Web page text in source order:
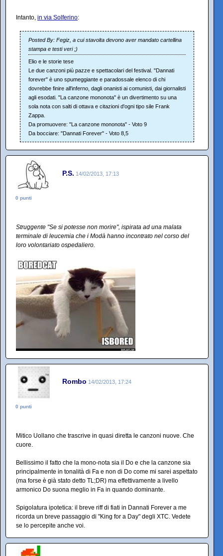
Intanto, in via Solferino:
Posted By: Fegiz, a cui stavolta devono aver mandato cartellina
stampa e testi veri ;)
Elio e le storie tese
Le due canzoni più pazze e spettacolari del festival. "Dannati
forever" è uno spumeggiante e paradossale elenco di chi
dovrebbe finire all'inferno, dagli onanisti ai comunisti, dai giornalisti
agli esodati. "La canzone mononota" è un divertimento su una
sola nota con salti di ottava e citazioni d'ogni tipo sile Frank
Zappa.
Da promuovere: "La canzone mononota" - Voto 9
Da bocciare: "Dannati Forever" - Voto 8,5
P.S. 14/02/2013, 17:13
0 punti
Struggente "Se si potesse non morire", ispirata ad una malata
terminale di leucemia che i Modà hanno incontrato nel corso del
loro volontariato ospedaliero.
Rombo 14/02/2013, 17:24
0 punti
Mitico Uollano che trascrive in quasi diretta le canzoni nuove. Che
cuore.
Bellissimo il fatto che la mono-nota sia il Do e che la canzone sia
principalmente in tonalità di Fa e non di Do come mi sarei aspettato
(ma forse è già stato detto TL;DR) ma effettivamente a livello
armonico Do suona meglio in Fa in quando dominante.
Spigolatura ipotetica: il breve riff di fiati in Dannati Forever a me
ricorda un breve passaggio di "King for a Day" degli XTC. Vedete
se lo percepite anche voi.